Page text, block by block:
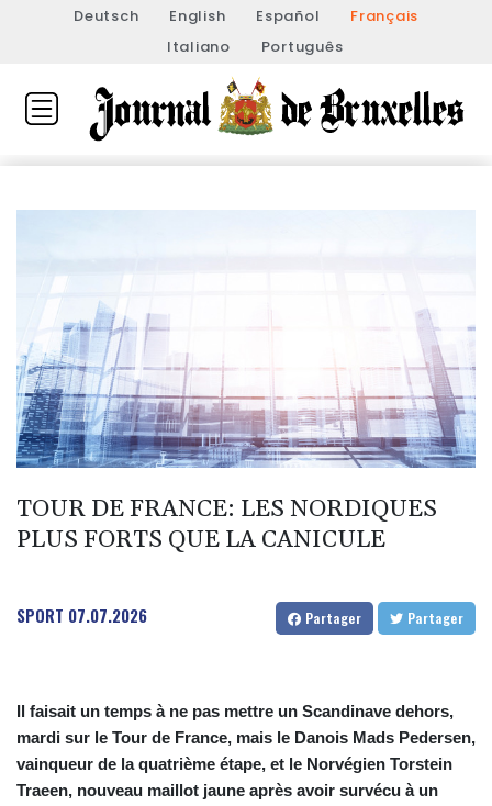
Deutsch English Español
Français
Italiano
Português
TOUR DE FRANCE: LES NORDIQUES
PLUS FORTS QUE LA CANICULE
SPORT 07.07.2026 Partager Partager
Il faisait un temps à ne pas mettre un Scandinave dehors,
mardi sur le Tour de France, mais le Danois Mads Pedersen,
vainqueur de la quatrième étape, et le Norvégien Torstein
Traeen, nouveau maillot jaune après avoir survécu à un